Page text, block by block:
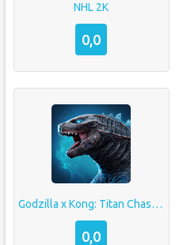
NHL 2K
0,0
Godzilla x Kong: Titan Chasers
0,0